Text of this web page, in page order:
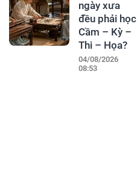
ngày xưa
đều phải học
Cầm – Kỳ –
Thi – Họa?
04/08/2026
08:53